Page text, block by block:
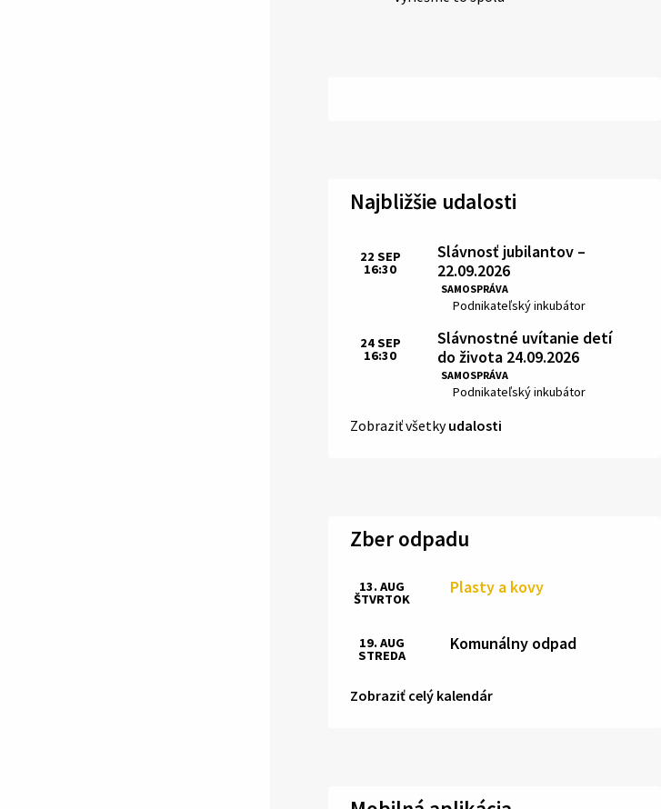
Najbližšie udalosti
Slávnosť jubilantov –
22.09.2026
SAMOSPRÁVA
Miesto:
Podnikateľský inkubátor
Čas:
22 SEP
16:30
Slávnostné uvítanie detí
do života 24.09.2026
SAMOSPRÁVA
Miesto:
Podnikateľský inkubátor
Čas:
24SEP
16:30
Zobraziť všetkyudalosti
Zber odpadu
Plasty a kovy
13. AUG
ŠTVRTOK
Komunálny odpad
19. AUG
STREDA
Zobraziť celý kalendár